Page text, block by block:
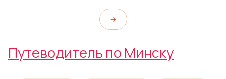
→
Путеводитель по Минску